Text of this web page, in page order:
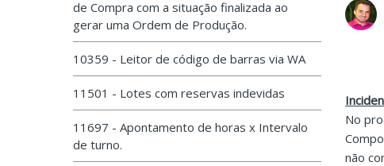
de Compra com a situação finalizada ao
gerar uma Ordem de Produção.
10359 - Leitor de código de barras via WA
11501 - Lotes com reservas indevidas
11697 - Apontamento de horas x Intervalo
de turno.
No
não